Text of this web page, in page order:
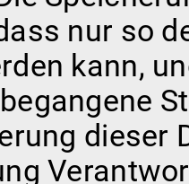
nur so
kann,
dieser